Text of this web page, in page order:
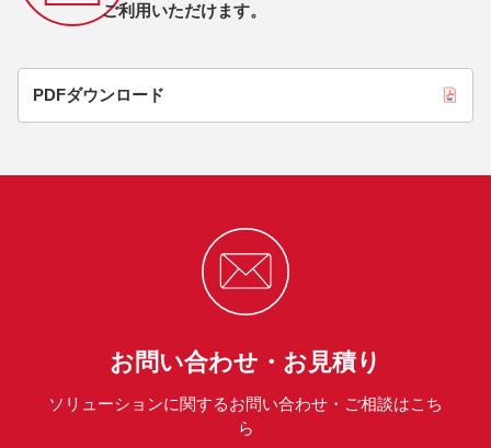
ご利用いただけます。
PDFダウンロード
お問い合わせ・お見積り
ソリューションに関するお問い合わせ・ご相談はこち
ら